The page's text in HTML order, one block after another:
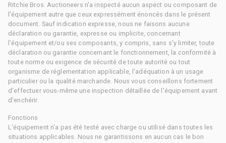
Ritchie Bros. Auctioneers n'a inspecté aucun aspect ou composant de
l'équipement autre que ceux expressément énoncés dans le présent
document. Sauf indication expresse, nous ne faisons aucune
déclaration ou garantie, expresse ou implicite, concernant
l'équipement et/ou ses composants, y compris, sans s'y limiter, toute
déclaration ou garantie concernant le fonctionnement, la conformité à
toute norme ou exigence de sécurité de toute autorité ou tout
organisme de réglementation applicable, l'adéquation à un usage
particulier ou la qualité marchande. Nous vous conseillons fortement
d'effectuer vous-même une inspection détaillée de l'équipement avant
d'enchérir.
Fonctions
L'équipement n'a pas été testé avec charge ou utilisé dans toutes les
situations applicables. Nous ne garantissons en aucun cas le bon